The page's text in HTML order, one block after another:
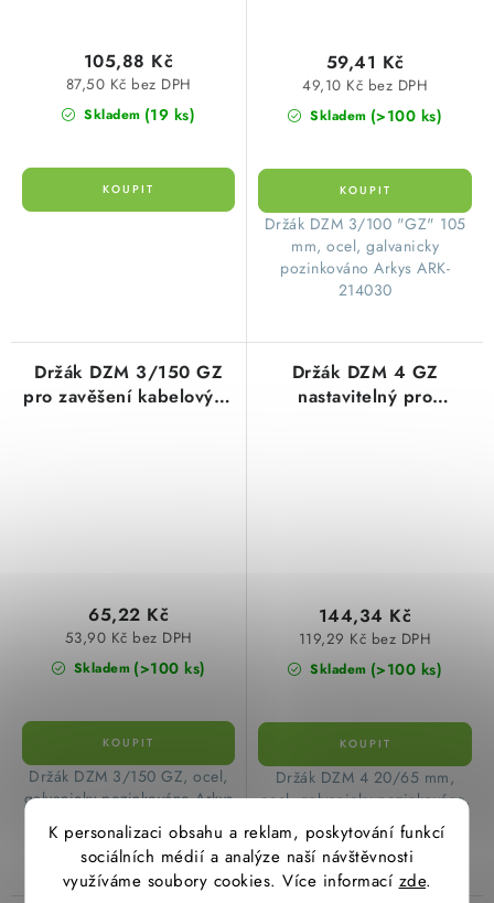
K personalizaci obsahu a reklam, poskytování funkcí
sociálních médií a analýze naší návštěvnosti
využíváme soubory cookies. Více informací zde.
Skladem (19 ks)
87,50 Kč bez DPH
105,88 Kč
Skladem (>100 ks)
49,10 Kč bez DPH
59,41 Kč
Držák DZM 3/100 "GZ" 105
mm, ocel, galvanicky
pozinkováno Arkys ARK-
214030
Držák DZM 3/150 GZ
pro zavěšení kabelových
Skladem (>100 ks)
53,90 Kč bez DPH
65,22 Kč
Držák DZM 3/150 GZ, ocel,
galvanicky pozinkováno Arkys
ARK-214035
Držák DZM 4 GZ
nastavitelný pro
Skladem (>100 ks)
119,29 Kč bez DPH
144,34 Kč
Držák DZM 4 20/65 mm,
ocel, galvanicky pozinkováno,
se závitem M8 Arkys ARK-
214040